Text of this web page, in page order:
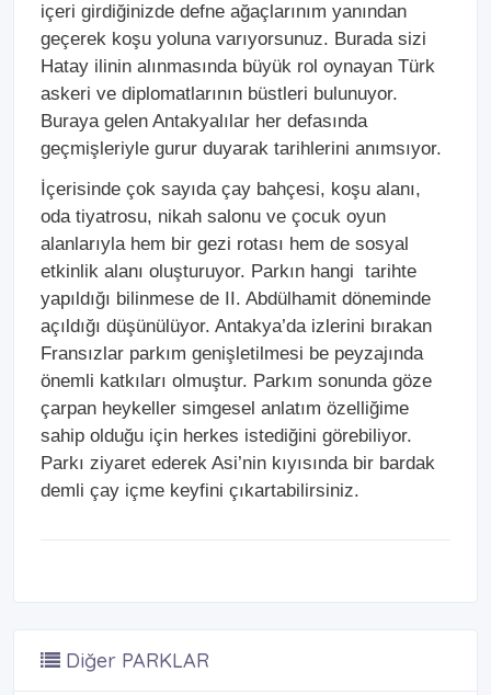
içeri girdiğinizde defne ağaçlarınım yanından
geçerek koşu yoluna varıyorsunuz. Burada sizi
Hatay ilinin alınmasında büyük rol oynayan Türk
askeri ve diplomatlarının büstleri bulunuyor.
Buraya gelen Antakyalılar her defasında
geçmişleriyle gurur duyarak tarihlerini anımsıyor.
İçerisinde çok sayıda çay bahçesi, koşu alanı,
oda tiyatrosu, nikah salonu ve çocuk oyun
alanlarıyla hem bir gezi rotası hem de sosyal
etkinlik alanı oluşturuyor. Parkın hangi tarihte
yapıldığı bilinmese de II. Abdülhamit döneminde
açıldığı düşünülüyor. Antakya’da izlerini bırakan
Fransızlar parkım genişletilmesi be peyzajında
önemli katkıları olmuştur. Parkım sonunda göze
çarpan heykeller simgesel anlatım özelliğime
sahip olduğu için herkes istediğini görebiliyor.
Parkı ziyaret ederek Asi’nin kıyısında bir bardak
demli çay içme keyfini çıkartabilirsiniz.
Diğer PARKLAR